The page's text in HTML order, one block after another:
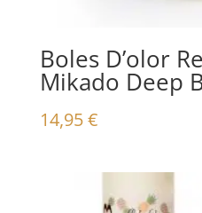
Boles D’olor
Mikado Deep
14,95€